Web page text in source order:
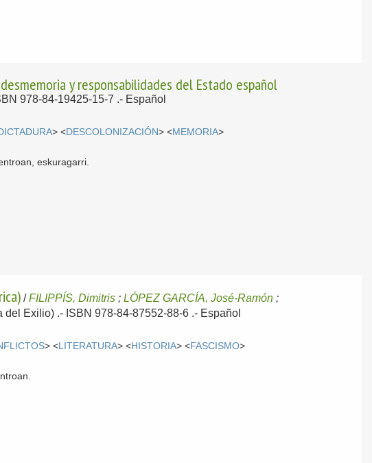
y responsabilidades del Estado español
978-84-19425-15-7 .- Español
> <DESCOLONIZACIÓN> <MEMORIA>
eskuragarri.
/FILIPPÍS, Dimitris ;LÓPEZ GARCÍA, José-Ramón ;
del Exilio) .- ISBN 978-84-87552-88-6 .- Español
> <LITERATURA> <HISTORIA> <FASCISMO>